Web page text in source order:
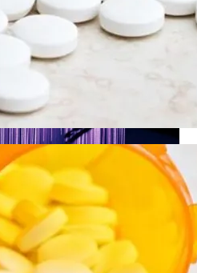
После Праздников
Всего Превышают Скорость